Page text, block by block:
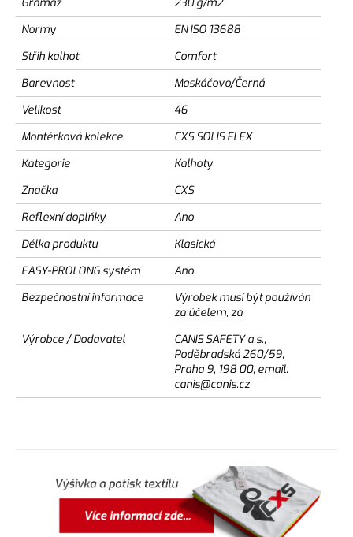
Normy
EN ISO 13688
Střih kalhot
Comfort
Barevnost
Maskáčovo/Černá
Velikost
46
Montérková kolekce
CXS SOLIS FLEX
Kategorie
Kalhoty
Značka
CXS
Reflexní doplňky
Ano
Délka produktu
Klasická
EASY-PROLONG systém
Ano
Bezpečnostní informace
Výrobek musí být používán
za účelem, za
Výrobce / Dodavatel
CANIS SAFETY a.s.,
Poděbradská 260/59,
Praha 9, 198 00, email:
canis@canis.cz